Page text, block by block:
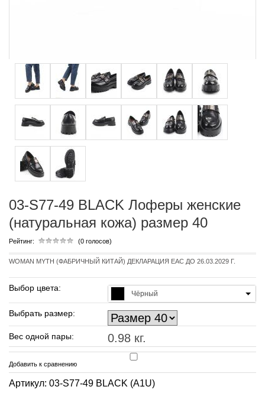
03-S77-49 BLACK Лоферы женские
(натуральная кожа) размер 40
Рейтинг: (0 голосов)
WOMAN MYTH (ФАБРИЧНЫЙ КИТАЙ) ДЕКЛАРАЦИЯ EAC ДО 26.03.2029 Г.
Выбор цвета:
Чёрный
Выбрать размер:
Вес одной пары: 0.98 кг.
Добавить к сравнению
Артикул: 03-S77-49 BLACK (A1U)